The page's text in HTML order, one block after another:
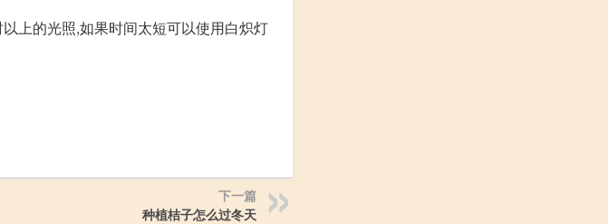
上的光照,如果时间太短可以使用白炽灯
下一篇
种植桔子怎么过冬天